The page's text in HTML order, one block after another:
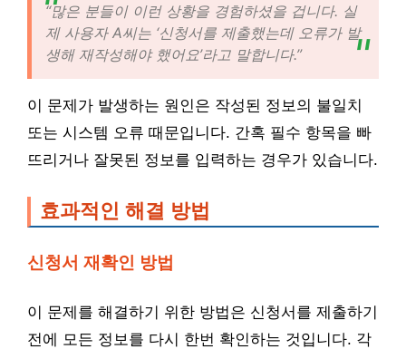
“많은 분들이 이런 상황을 경험하셨을 겁니다. 실
제 사용자 A씨는 ‘신청서를 제출했는데 오류가 발
생해 재작성해야 했어요’라고 말합니다.”
이 문제가 발생하는 원인은 작성된 정보의 불일치
또는 시스템 오류 때문입니다. 간혹 필수 항목을 빠
뜨리거나 잘못된 정보를 입력하는 경우가 있습니다.
효과적인 해결 방법
신청서 재확인 방법
이 문제를 해결하기 위한 방법은 신청서를 제출하기
전에 모든 정보를 다시 한번 확인하는 것입니다. 각